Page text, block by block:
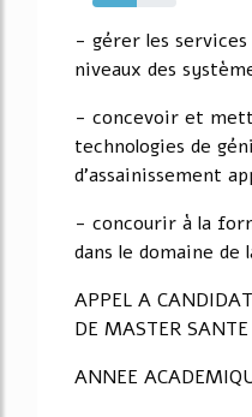
53%
- gérer les
niveaux des
- concevoir et
technologies de
d'assainissement
- concourir à la
dans le domaine de
APPEL A
DE MASTER
ANNEE